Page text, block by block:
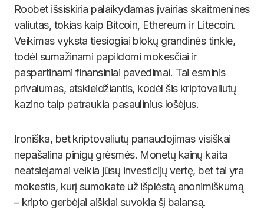
Roobet išsiskiria palaikydamas įvairias skaitmenines
valiutas, tokias kaip Bitcoin, Ethereum ir Litecoin.
Veikimas vyksta tiesiogiai blokų grandinės tinkle,
todėl sumažinami papildomi mokesčiai ir
paspartinami finansiniai pavedimai. Tai esminis
privalumas, atskleidžiantis, kodėl šis kriptovaliutų
kazino taip patraukia pasaulinius lošėjus.
Ironiška, bet kriptovaliutų panaudojimas visiškai
nepašalina pinigų grėsmės. Monetų kainų kaita
neatsiejamai veikia jūsų investicijų vertę, bet tai yra
mokestis, kurį sumokate už išplėstą anonimiškumą
– kripto gerbėjai aiškiai suvokia šį balansą.